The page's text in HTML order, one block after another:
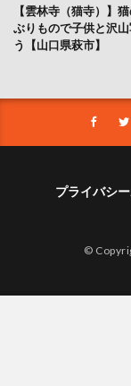
【雲林寺（猫寺）】
ぶりもので子供と沢
う【山口県萩市】
プライバシ
©